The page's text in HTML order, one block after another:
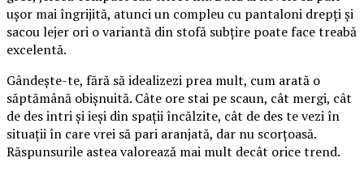
ușor mai îngrijită, atunci un compleu cu pantaloni drepți și
sacou lejer ori o variantă din stofă subțire poate face treabă
excelentă.
Gândește-te, fără să idealizezi prea mult, cum arată o
săptămână obișnuită. Câte ore stai pe scaun, cât mergi, cât
de des intri și ieși din spații încălzite, cât de des te vezi în
situații în care vrei să pari aranjată, dar nu scorțoasă.
Răspunsurile astea valorează mai mult decât orice trend.